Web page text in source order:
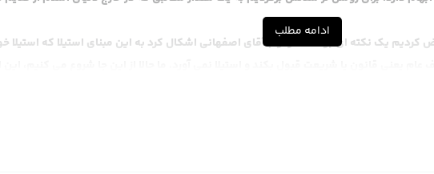
کردیم یک نکته ای بود که مرحوم آقای اصفهانی اشکال کرد به این مبنای استیلا که
را اول مطرح بکنیم تا بعد برسیم ببینیم که آیا این مطلب در می آید یا نه، آن طرح این
عرض می کنم، حالا تفسیر خودمان را بگوییم بعد تا برسیم به استظهارش از عبارت، یک
ادامه مطلب